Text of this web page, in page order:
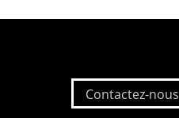
Contactez-nous